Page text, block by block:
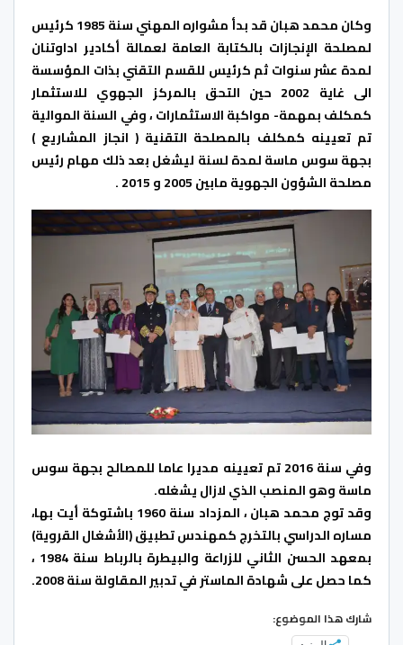
وكان محمد هبان قد بدأ مشواره المهني سنة 1985 كرئيس
لمصلحة الإنجازات بالكتابة العامة لعمالة أكادير اداوتنان
لمدة عشر سنوات ثم كرئيس للقسم التقني بذات المؤسسة
الى غاية 2002 حين التحق بالمركز الجهوي للاستثمار
كمكلف بمهمة- مواكبة الاستثمارات ، وفي السنة الموالية
تم تعيينه كمكلف بالمصلحة التقنية ( انجاز المشاريع )
بجهة سوس ماسة لمدة لسنة ليشغل بعد ذلك مهام رئيس
مصلحة الشؤون الجهوية مابين 2005 و 2015 .
وفي سنة 2016 تم تعيينه مديرا عاما للمصالح بجهة سوس
ماسة وهو المنصب الذي لازال يشغله.
وقد توج محمد هبان ، المزداد سنة 1960 باشتوكة أيت بها،
مساره الدراسي بالتخرج كمهندس تطبيق (الأشغال القروية)
بمعهد الحسن الثاني للزراعة والبيطرة بالرباط سنة 1984 ،
كما حصل على شهادة الماستر في تدبير المقاولة سنة 2008.
شارك هذا الموضوع: